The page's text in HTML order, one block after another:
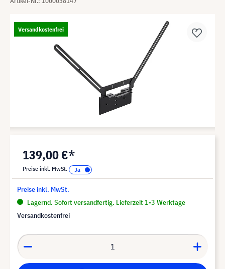
Versandkostenfrei
139,00 €*
Preise inkl. MwSt.
Preise inkl. MwSt.
Lagernd. Sofort versandfertig. Lieferzeit 1-3 Werktage
Versandkostenfrei